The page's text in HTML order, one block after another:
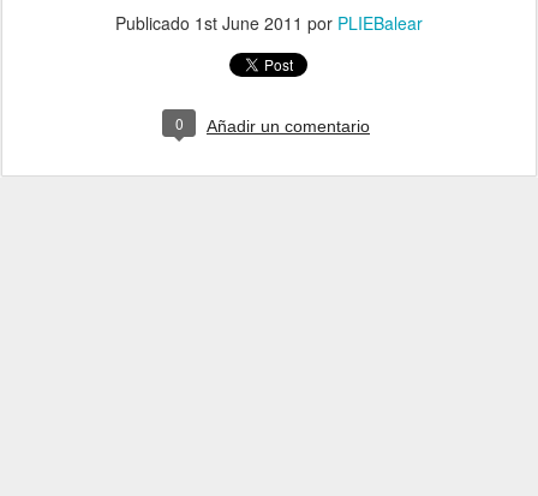
Publicado 1st June 2011 por PLIEBalear
0 Añadir un comentario